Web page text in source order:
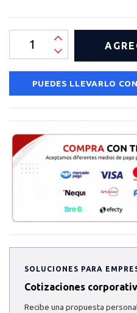
PUEDES LLEVARLO
SOLUCIONES PARA
Cotizaciones
Recibe una propuesta